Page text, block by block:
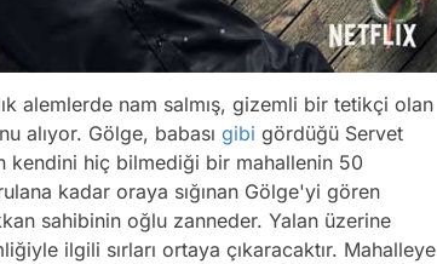
alemlerde nam salmış, gizemli bir tetikçi olan
alıyor. Gölge, babası gibi gördüğü Servet
kendini hiç bilmediği bir mahallenin 50
kadar oraya sığınan Gölge'yi gören
sahibinin oğlu zanneder. Yalan üzerine
ilgili sırları ortaya çıkaracaktır. Mahalleye